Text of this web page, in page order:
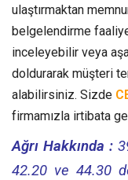
ulaştırmaktan
belgelendirme
inceleyebilir veya
doldurarak müşteri
alabilirsiniz. Sizde
firmamızla irtibata
Ağrı Hakkında :
42.20 ve 44.30